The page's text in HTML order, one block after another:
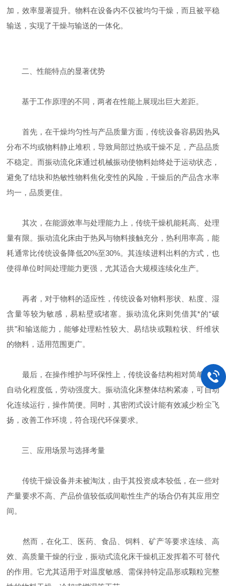
加，效率显著提升。物料在设备内不仅被均匀干燥，而且被平稳
输送，实现了干燥与输送的一体化。
二、性能特点的显著优势
基于工作原理的不同，两者在性能上展现出巨大差距。
首先，在干燥均匀性与产品质量方面，传统设备容易因热风
分布不均或物料静止堆积，导致局部过热或干燥不足，产品品质
不稳定。而振动流化床通过机械振动使物料始终处于运动状态，
避免了结块和热敏性物料焦化变性的风险，干燥后的产品含水率
均一，品质更佳。
其次，在能源效率与处理能力上，传统干燥机能耗高、处理
量有限。振动流化床由于热风与物料接触充分，热利用率高，能
耗通常比传统设备降低20%至30%。其连续进料出料的方式，也
使得单位时间处理能力更强，尤其适合大规模连续化生产。
再者，对于物料的适应性，传统设备对物料形状、粘度、湿
含量等较为敏感，易粘壁或堵塞。振动流化床则凭借其*的“破
拱”和输送能力，能够处理粘性较大、易结块或颗粒状、纤维状
的物料，适用范围更广。
最后，在操作维护与环保性上，传统设备结构相对简单，但
自动化程度低，劳动强度大。振动流化床整体结构紧凑，可自动
化连续运行，操作简便。同时，其密闭式设计能有效减少粉尘飞
扬，改善工作环境，符合现代环保要求。
三、应用场景与选择考量
传统干燥设备并未被淘汰，由于其投资成本较低，在一些对
产量要求不高、产品价值较低或间歇性生产的场合仍有其应用空
间。
然而，在化工、医药、食品、饲料、矿产等要求连续、高
效、高质量干燥的行业，振动式流化床干燥机正发挥着不可替代
的作用。它尤其适用于对温度敏感、需保持特定晶形或颗粒完整